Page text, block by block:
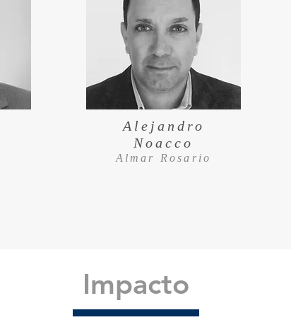
Alejandro
Noacco
Almar Rosario
Impacto